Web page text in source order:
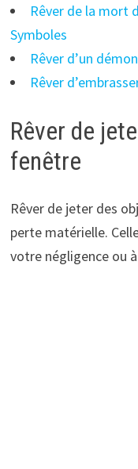
Rêver de la mort
Symboles
Rêver d’un
Rêver
Rêver de
fenêtre
Rêver de jeter des
perte matérielle.
votre négligence ou